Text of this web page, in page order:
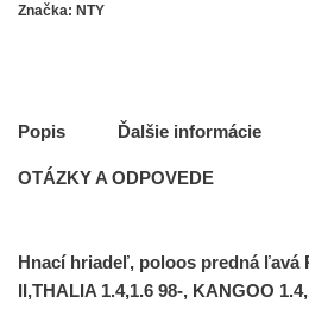
Značka: NTY
Popis Ďalšie informácie
OTÁZKY A ODPOVEDE
Hnací hriadeľ, poloos predná ľavá
II,THALIA 1.4,1.6 98-, KANGOO